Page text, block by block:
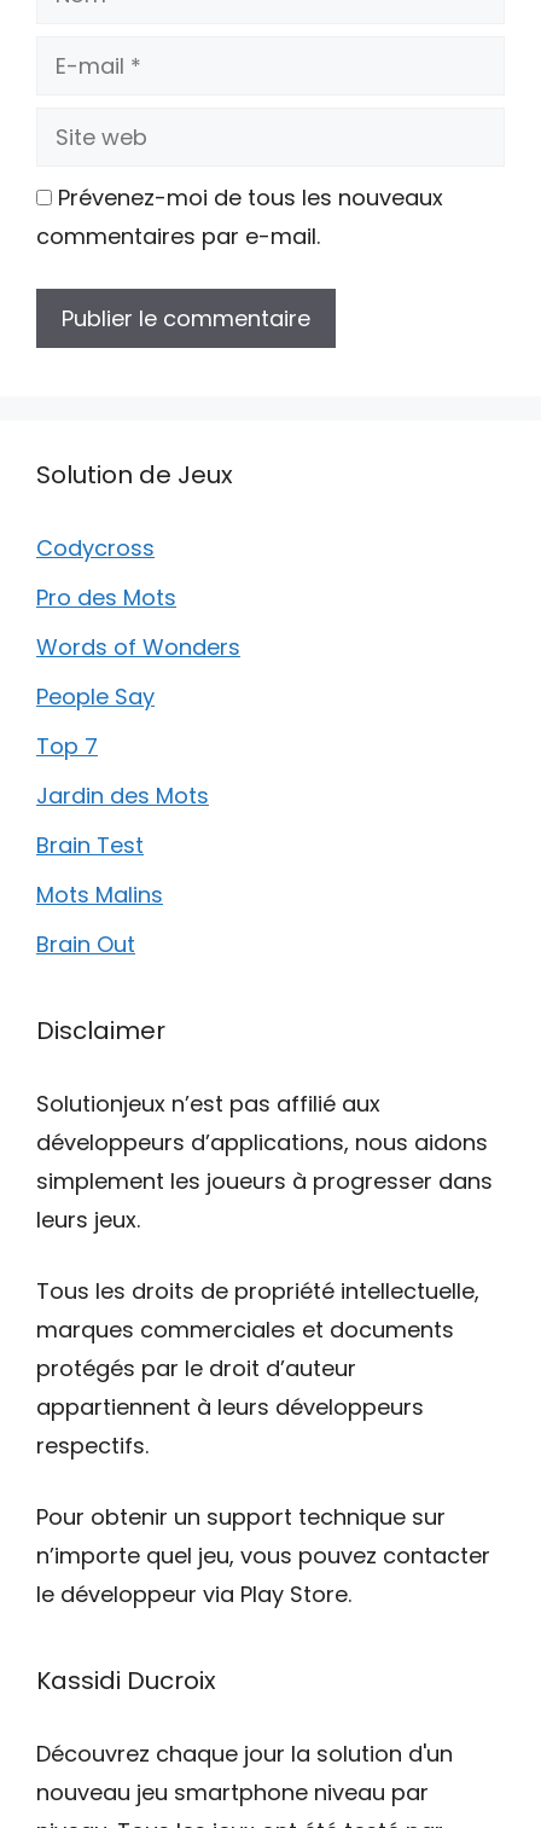
E-
Site
Prévenez-moi de tous les nouveaux
commentaires par e-mail.
Solution de Jeux
Codycross
Pro des Mots
Words of Wonders
People Say
Top 7
Jardin des Mots
Brain Test
Mots Malins
Brain Out
Disclaimer
Solutionjeux n’est pas affilié aux
développeurs d’applications, nous aidons
simplement les joueurs à progresser dans
leurs jeux.
Tous les droits de propriété intellectuelle,
marques commerciales et documents
protégés par le droit d’auteur
appartiennent à leurs développeurs
respectifs.
Pour obtenir un support technique sur
n’importe quel jeu, vous pouvez contacter
le développeur via Play Store.
Kassidi Ducroix
Découvrez chaque jour la solution d'un
nouveau jeu smartphone niveau par